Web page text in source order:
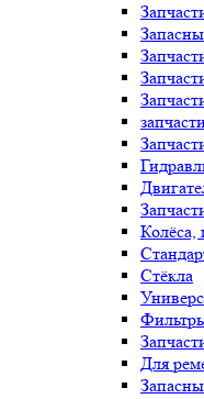
Колёса,
Стёкла
Для